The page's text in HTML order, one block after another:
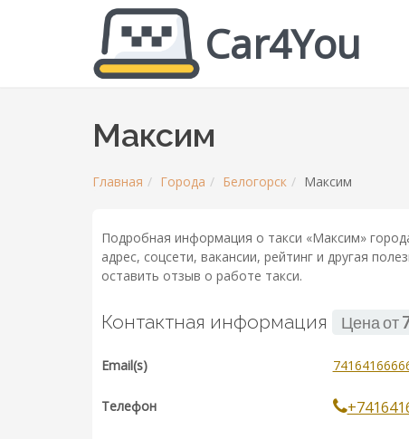
Car4You
Максим
Главная Города Белогорск Максим
Подробная информация о такси «Максим»
адрес, соцсети, вакансии, рейтинг и другая
оставить отзыв о работе такси.
Контактная информация Цена от
Email(s)
Телефон